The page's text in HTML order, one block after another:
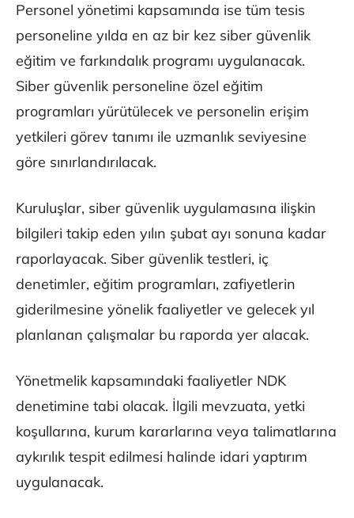
Personel yönetimi kapsamında ise tüm tesis
personeline yılda en az bir kez siber güvenlik
eğitim ve farkındalık programı uygulanacak.
Siber güvenlik personeline özel eğitim
programları yürütülecek ve personelin erişim
yetkileri görev tanımı ile uzmanlık seviyesine
göre sınırlandırılacak.
Kuruluşlar, siber güvenlik uygulamasına ilişkin
bilgileri takip eden yılın şubat ayı sonuna kadar
raporlayacak. Siber güvenlik testleri, iç
denetimler, eğitim programları, zafiyetlerin
giderilmesine yönelik faaliyetler ve gelecek yıl
planlanan çalışmalar bu raporda yer alacak.
Yönetmelik kapsamındaki faaliyetler NDK
denetimine tabi olacak. İlgili mevzuata, yetki
koşullarına, kurum kararlarına veya talimatlarına
aykırılık tespit edilmesi halinde idari yaptırım
uygulanacak.